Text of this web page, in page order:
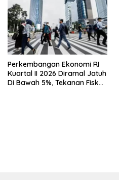
Perkembangan Ekonomi RI
Kuartal II 2026 Diramal Jatuh
Di Bawah 5%, Tekanan Fiskal